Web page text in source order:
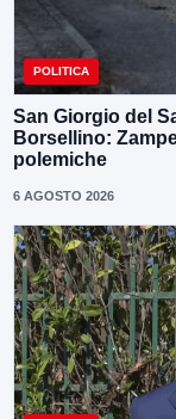
POLITICA
San Giorgio del
Borsellino:
polemiche
6 AGOSTO 2026